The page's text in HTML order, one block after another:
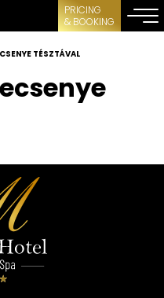
PRICING
& BOOKING
TÉSZTÁVAL